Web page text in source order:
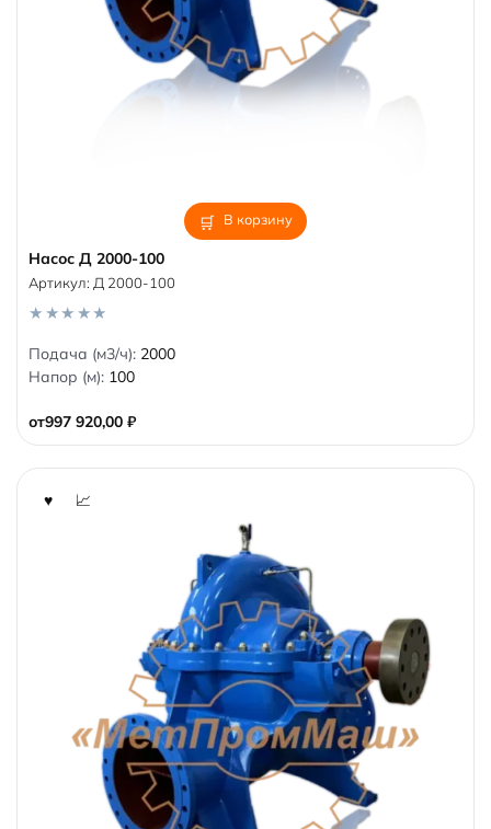
В корзину
Насос Д 2000-100
от997 920,00 ₽
Артикул: Д 2000-100
0
o
u
f
5
Подача (м3/ч): 2000
Напор (м): 100